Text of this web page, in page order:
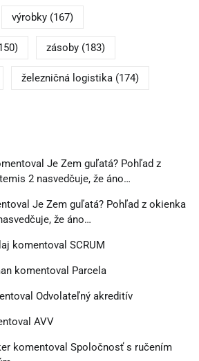
výrobky(167)
zásoby(183)
železničná logistika(174)
Je Zem guľatá? Pohľad z
2 nasvedčuje, že áno…
Je Zem guľatá? Pohľad z okienka
že áno…
komentoval SCRUM
komentoval Parcela
Odvolateľný akreditív
AVV
komentoval Spoločnosť s ručením